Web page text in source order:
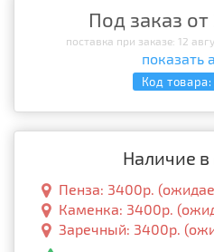
Под заказ
поставка при заказе: 12
показать
Код товара:
Наличие в
Пенза: 3400р.
Каменка: 3400р.
Заречный: 3400р.